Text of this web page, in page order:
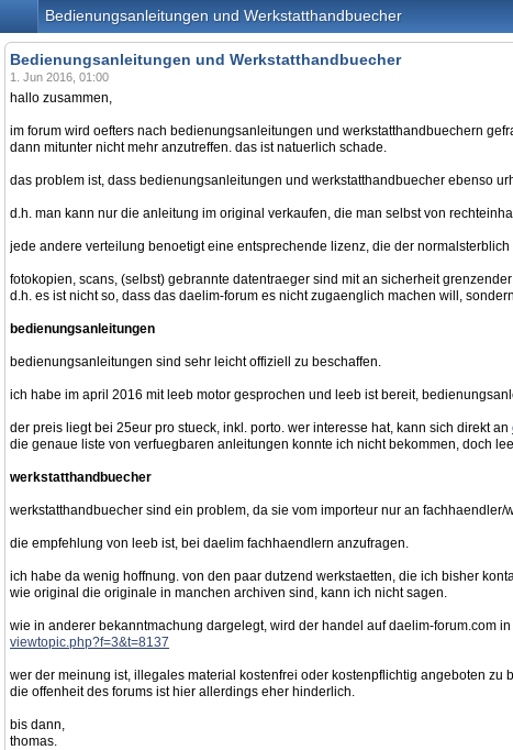
Bedienungsanleitungen und Werkstatthandbuecher
Bedienungsanleitungen und Werkstatthandbuecher
1. Jun 2016, 01:00
hallo zusammen,
im forum wird oefters nach bedienungsanleitungen und werkstatthandbuechern
dann mitunter nicht mehr anzutreffen. das ist natuerlich schade.
das problem ist, dass bedienungsanleitungen und werkstatthandbuecher ebenso
d.h. man kann nur die anleitung im original verkaufen, die man selbst von
jede andere verteilung benoetigt eine entsprechende lizenz, die der
fotokopien, scans, (selbst) gebrannte datentraeger sind mit an sicherheit
d.h. es ist nicht so, dass das daelim-forum es nicht zugaenglich machen will,
bedienungsanleitungen
bedienungsanleitungen sind sehr leicht offiziell zu beschaffen.
ich habe im april 2016 mit leeb motor gesprochen und leeb ist bereit,
der preis liegt bei 25eur pro stueck, inkl. porto. wer interesse hat, kann sich direkt an
die genaue liste von verfuegbaren anleitungen konnte ich nicht bekommen, doch
werkstatthandbuecher
werkstatthandbuecher sind ein problem, da sie vom importeur nur an
die empfehlung von leeb ist, bei daelim fachhaendlern anzufragen.
ich habe da wenig hoffnung. von den paar dutzend werkstaetten, die ich bisher
wie original die originale in manchen archiven sind, kann ich nicht sagen.
wie in anderer bekanntmachung dargelegt, wird der handel auf daelim-forum.com
viewtopic.php?f=3&t=8137
wer der meinung ist, illegales material kostenfrei oder kostenpflichtig angeboten
die offenheit des forums ist hier allerdings eher hinderlich.
bis dann,
thomas.